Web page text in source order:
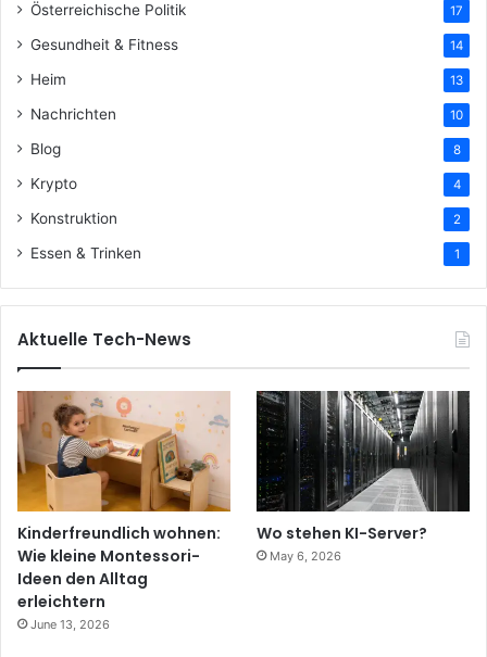
Österreichische Politik 17
Gesundheit & Fitness 14
Heim 13
Nachrichten 10
Blog 8
Krypto 4
Konstruktion 2
Essen & Trinken 1
Aktuelle Tech-News
Kinderfreundlich wohnen:
Wie kleine Montessori-
Ideen den Alltag
erleichtern
June 13, 2026
Wo stehen KI-Server?
May 6, 2026